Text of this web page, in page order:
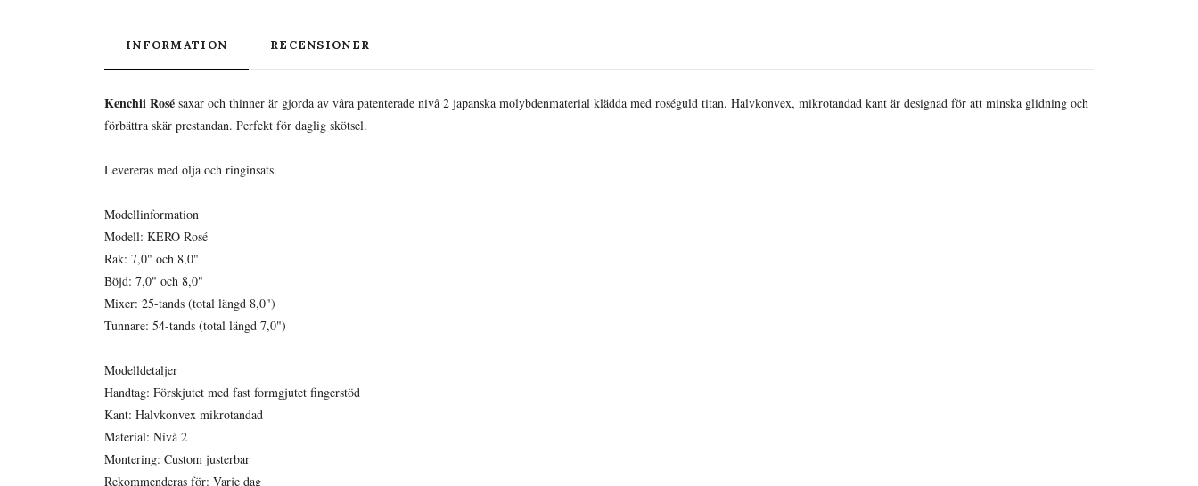
INFORMATION RECENSIONER
Kenchii Rosé saxar och thinner är gjorda av våra patenterade nivå 2 japanska molybdenmaterial klädda med roséguld titan. Halvkonvex, mikrotandad kant är designad för att minska glidning och
förbättra skär prestandan. Perfekt för daglig skötsel.
Levereras med olja och ringinsats.
Modellinformation
Modell: KERO Rosé
Rak: 7,0" och 8,0"
Böjd: 7,0" och 8,0"
Mixer: 25-tands (total längd 8,0")
Tunnare: 54-tands (total längd 7,0")
Modelldetaljer
Handtag: Förskjutet med fast formgjutet fingerstöd
Kant: Halvkonvex mikrotandad
Material: Nivå 2
Montering: Custom justerbar
Rekommenderas för: Varje dag